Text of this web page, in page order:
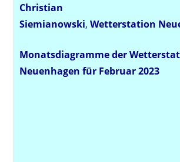
Christian
Siemianowski,Wetterstation
Monatsdiagramme der
Neuenhagen für Februar 2023